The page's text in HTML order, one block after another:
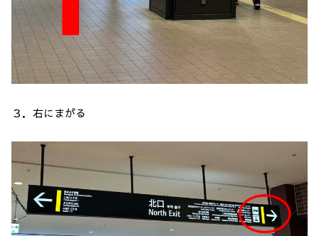
３．右にまがる